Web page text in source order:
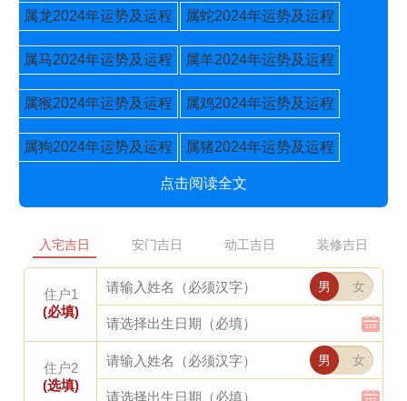
属龙2024年运势及运程 属蛇2024年运势及运程
属马2024年运势及运程 属羊2024年运势及运程
属猴2024年运势及运程 属鸡2024年运势及运程
属狗2024年运势及运程 属猪2024年运势及运程
点击阅读全文
入宅吉日 安门吉日 动工吉日 装修吉日
住户1
(必填)
男 女
住户2
(选填)
男 女